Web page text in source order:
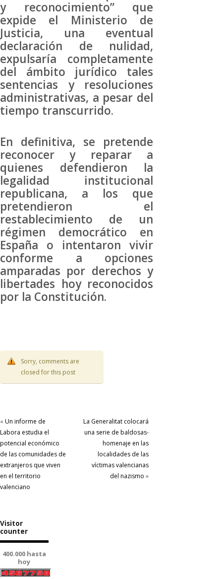
y reconocimiento” que
expide el Ministerio de
Justicia, una eventual
declaración de nulidad,
expulsaría completamente
del ámbito jurídico tales
sentencias y resoluciones
administrativas, a pesar del
tiempo transcurrido.
En definitiva, se pretende
reconocer y reparar a
quienes defendieron la
legalidad institucional
republicana, a los que
pretendieron el
restablecimiento de un
régimen democrático en
España o intentaron vivir
conforme a opciones
amparadas por derechos y
libertades hoy reconocidos
por la Constitución.
Sorry, comments are
closed for this post
« Un informe de
Labora estudia el
potencial económico
de las comunidades de
extranjeros que viven
en el territorio
valenciano
La Generalitat colocará
una serie de baldosas-
homenaje en las
localidades de las
víctimas valencianas
del nazismo »
Visitor
counter
400.000 hasta
hoy